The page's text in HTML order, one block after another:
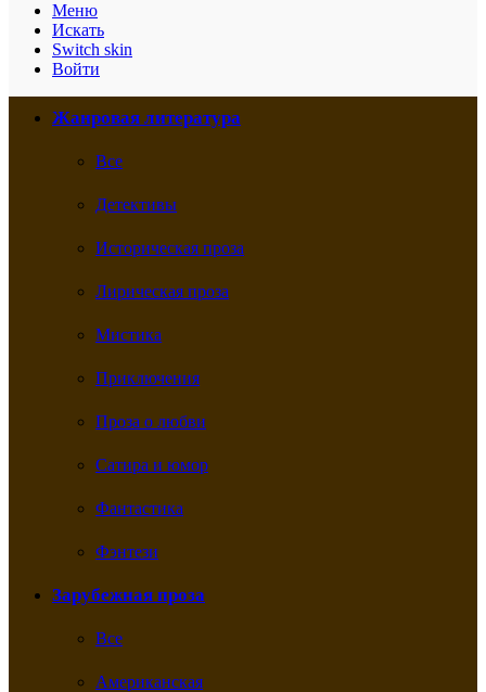
Меню
Искать
Switch skin
Войти
Жанровая литература
Все
Детективы
Историческая проза
Лирическая проза
Мистика
Приключения
Проза о любви
Сатира и юмор
Фантастика
Фэнтези
Зарубежная проза
Все
Американская